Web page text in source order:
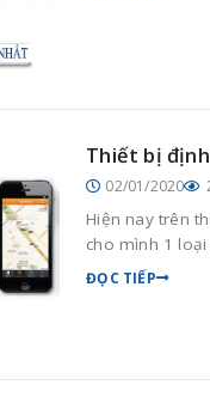
Thiết bị
02/01/2020
Hiện nay trên
cho mình 1
ĐỌC TIẾP